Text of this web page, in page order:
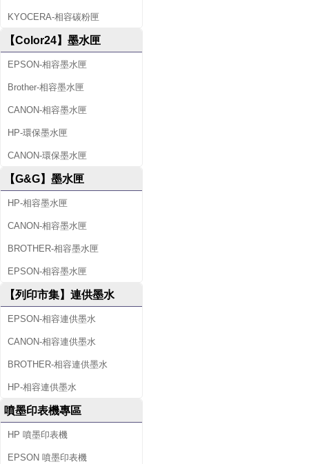
KYOCERA-相容碳粉匣
【Color24】墨水匣
EPSON-相容墨水匣
Brother-相容墨水匣
CANON-相容墨水匣
HP-環保墨水匣
CANON-環保墨水匣
【G&G】墨水匣
HP-相容墨水匣
CANON-相容墨水匣
BROTHER-相容墨水匣
EPSON-相容墨水匣
【列印市集】連供墨水
EPSON-相容連供墨水
CANON-相容連供墨水
BROTHER-相容連供墨水
HP-相容連供墨水
噴墨印表機專區
HP 噴墨印表機
EPSON 噴墨印表機